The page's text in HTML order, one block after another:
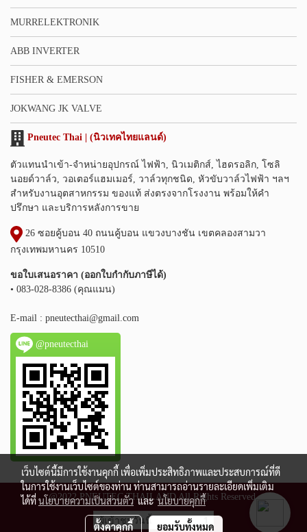
MURRELEKTRONIK
ABB INVERTER
FISHER & EMERSON
JOKWANG JK VALVE
Pneutec Thai | (นิวเทคไทยแลนด์)
ตัวแทนนำเข้า-จำหน่ายอุปกรณ์ ไฟฟ้า, นิวเมติกส์, ไฮดรอลิก, โซลิ
นอยด์วาล์ว, วอเตอร์แฮมเมอร์, วาล์วทุกชนิด, หัวขับวาล์วไฟฟ้า ฯลฯ
สำหรับงานอุตสาหกรรม ของแท้ ส่งตรงจากโรงงาน พร้อมให้คำ
ปรึกษา และบริการหลังการขาย
26 ซอยคู้บอน 40 ถนนคู้บอน แขวงบางชัน เขตคลองสามวา
กรุงเทพมหานคร 10510
ขอใบเสนอราคา (ออกใบกำกับภาษีได้)
• 083-028-8386 (คุณแมน)
E-mail : pneutecthai@gmail.com
@pneutecthai
@2022 PNEUTEC THAILAND All Rights Reserved.
ผู้เข้าชมวันนี้
เว็บไซต์นี้มีการใช้งานคุกกี้ เพื่อเพิ่มประสิทธิภาพและประสบการณ์ที่ดี
ในการใช้งานเว็บไซต์ของท่าน ท่านสามารถอ่านรายละเอียดเพิ่มเติม
ได้ที่นโยบายความเป็นส่วนตัวและนโยบายคุกกี้
ตั้งค่าคุกกี้ ยอมรับทั้งหมด